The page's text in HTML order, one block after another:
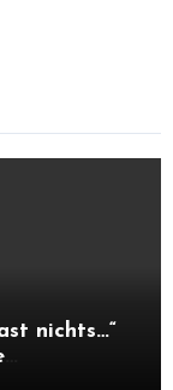
nichts…“